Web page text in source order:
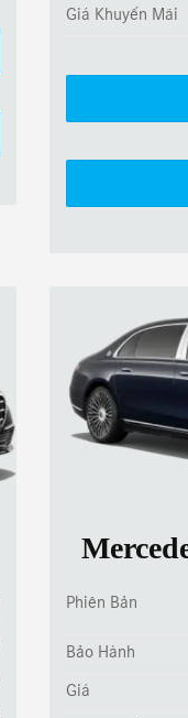
Giá Khuyến Mãi
Phiên Bản
Bảo Hành
Giá